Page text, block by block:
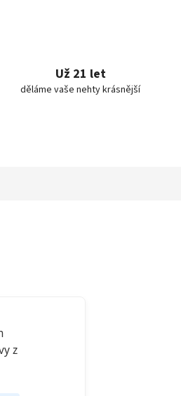
Už 21 let
děláme vaše nehty krásnější
z